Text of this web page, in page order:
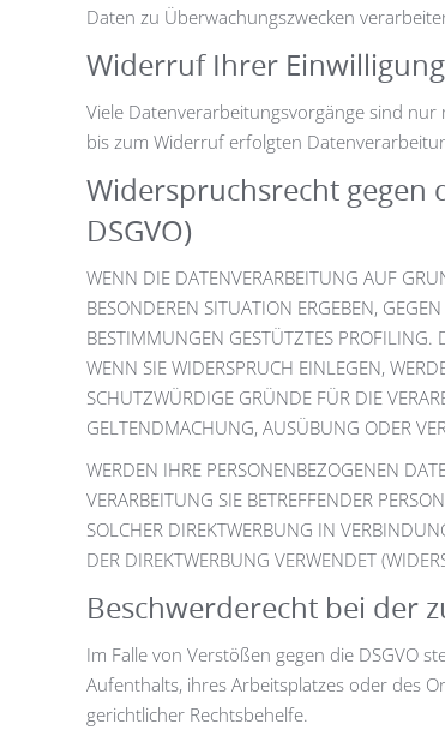
Daten zu Überwachungszwecken
Widerruf Ihrer
Viele Datenverarbeitungsvorgänge sind
bis zum Widerruf erfolgten
Widerspruchsrecht gegen
DSGVO)
WENN DIE DATENVERARBEITUNG AUF
BESONDEREN SITUATION ERGEBEN,
BESTIMMUNGEN GESTÜTZTES PROFILING.
WENN SIE WIDERSPRUCH EINLEGEN,
SCHUTZWÜRDIGE GRÜNDE FÜR DIE
GELTENDMACHUNG, AUSÜBUNG ODER
WERDEN IHRE PERSONENBEZOGENEN
VERARBEITUNG SIE BETREFFENDER
SOLCHER DIREKTWERBUNG IN
DER DIREKTWERBUNG VERWENDET
Beschwerde­recht bei der
Im Falle von Verstößen gegen die DSGVO
Aufenthalts, ihres Arbeitsplatzes oder des
gerichtlicher Rechtsbehelfe.